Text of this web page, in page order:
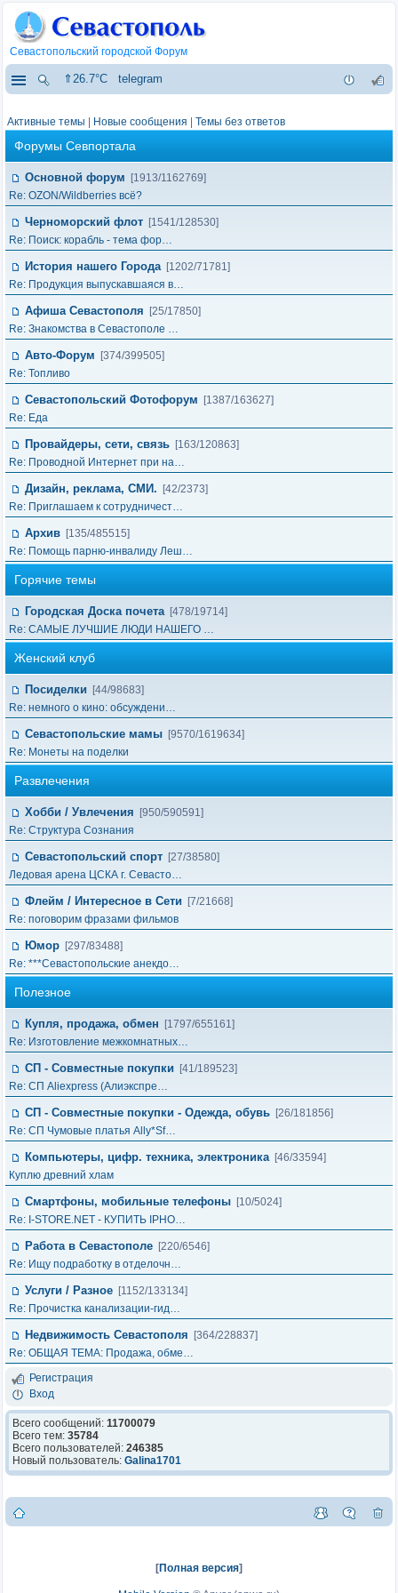
Севастопольский городской Форум
⇑26.7°C telegram
Активные темы Новые сообщения Темы без ответов
Форумы Севпортала
Основной форум
[1913/1162769]
Re: OZON/Wildberries всё?
Черноморский флот [1541/128530]
Re: Поиск: корабль - тема фор…
История нашего Города [1202/71781]
Re: Продукция выпускавшаяся в…
Афиша Севастополя
[25/17850]
Re: Знакомства в Севастополе …
Авто-Форум
[374/399505]
Re: Топливо
Севастопольский Фотофорум
[1387/163627]
Re: Еда
Провайдеры, сети, связь [163/120863]
Re: Проводной Интернет при на…
Дизайн, реклама, СМИ.
[42/2373]
Re: Приглашаем к сотрудничест…
Архив [135/485515]
Re: Помощь парню-инвалиду Леш…
Горячие темы
Городская Доска почета [478/19714]
Re: САМЫЕ ЛУЧШИЕ ЛЮДИ НАШЕГО …
Женский клуб
Посиделки
[44/98683]
Re: немного о кино: обсуждени…
Севастопольские мамы [9570/1619634]
Re: Монеты на поделки
Развлечения
Хобби / Увлечения
[950/590591]
Re: Структура Сознания
Севастопольский спорт [27/38580]
Ледовая арена ЦСКА г. Севасто…
Флейм / Интересное в Cети
[7/21668]
Re: поговорим фразами фильмов
Юмор [297/83488]
Re: ***Севастопольские анекдо…
Полезное
Купля, продажа, обмен
[1797/655161]
Re: Изготовление межкомнатных…
СП - Совместные покупки
[41/189523]
Re: СП Aliexpress (Алиэкспре…
СП - Совместные покупки - Одежда, обувь [26/181856]
Re: СП Чумовые платья Ally*Sf…
Компьютеры, цифр. техника, электроника [46/33594]
Куплю древний хлам
Смартфоны, мобильные телефоны [10/5024]
Re: I-STORE.NET - КУПИТЬ IPHO…
Работа в Севастополе [220/6546]
Re: Ищу подработку в отделочн…
Услуги / Разное [1152/133134]
Re: Прочистка канализации-гид…
Недвижимость Севастополя
[364/228837]
Re: ОБЩАЯ ТЕМА: Продажа, обме…
Регистрация
Вход
Всего сообщений: 11700079
Всего тем: 35784
Всего пользователей: 246385
Новый пользователь: Galina1701
[Полная версия]